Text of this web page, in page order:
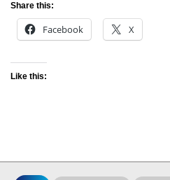
Share this:
Facebook X
Like this: